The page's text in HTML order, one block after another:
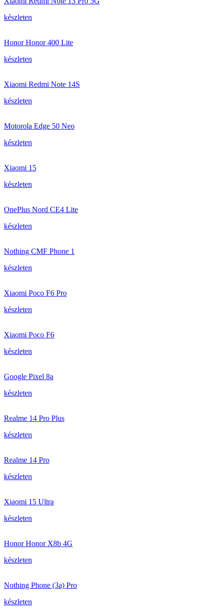
készleten
Honor Honor 400 Lite
készleten
Xiaomi Redmi Note 14S
készleten
Motorola Edge 50 Neo
készleten
Xiaomi 15
készleten
OnePlus Nord CE4 Lite
készleten
Nothing CMF Phone 1
készleten
Xiaomi Poco F6 Pro
készleten
Xiaomi Poco F6
készleten
Google Pixel 8a
készleten
Realme 14 Pro Plus
készleten
Realme 14 Pro
készleten
Xiaomi 15 Ultra
készleten
Honor Honor X8b 4G
készleten
Nothing Phone (3a) Pro
készleten